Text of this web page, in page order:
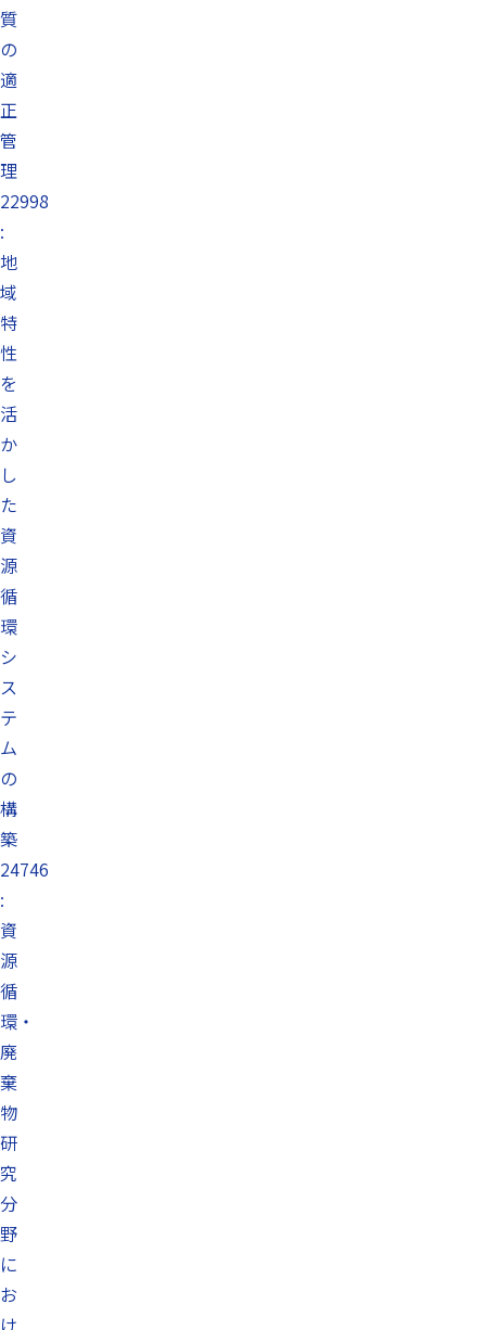
質
の
適
正
管
理
22998
:
地
域
特
性
を
活
か
し
た
資
源
循
環
シ
ス
テ
ム
の
構
築
24746
:
資
源
循
環・
廃
棄
物
研
究
分
野
に
お
け